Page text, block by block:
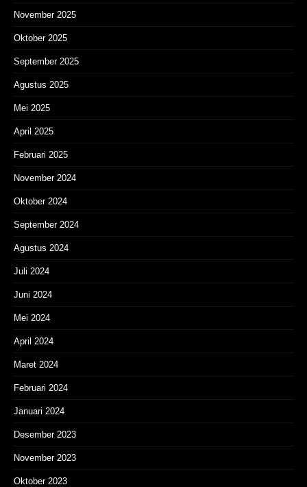
November 2025
Oktober 2025
September 2025
Agustus 2025
Mei 2025
April 2025
Februari 2025
November 2024
Oktober 2024
September 2024
Agustus 2024
Juli 2024
Juni 2024
Mei 2024
April 2024
Maret 2024
Februari 2024
Januari 2024
Desember 2023
November 2023
Oktober 2023